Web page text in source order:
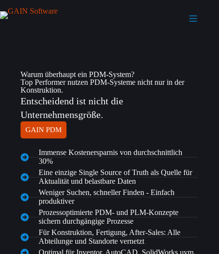
Menu
Warum überhaupt ein PDM-System?
Top Performer nutzen PDM-Systeme nicht nur in der
Konstruktion.
Entscheidend ist nicht die
Unternehmensgröße.
GAIN PDM
Immense Kostenersparnis von durchschnittlich
30%
Eine einzige Single Source of Truth als Quelle für
Aktualität und belastbare Daten
Weniger Suchen, schneller Finden - Einfach
produktiver
Prozessoptimierte PDM- und PLM-Konzepte
sichern durchgängige Prozesse
Für Konstruktion, Fertigung, After-Sales: Alle
Abteilunge und Standorte vernetzt
Optimal für Inventor, AutoCAD, SolidWorks uvm.